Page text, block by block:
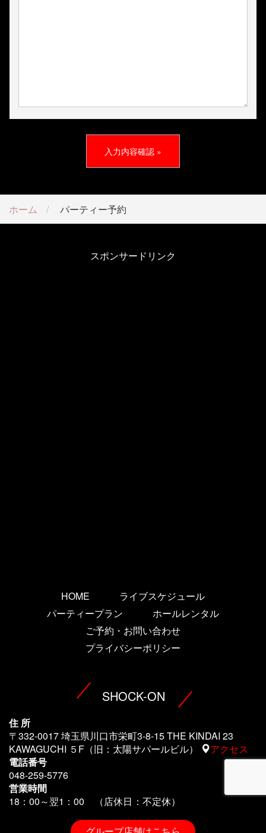
ホーム パーティー予約
スポンサードリンク
HOME
ライブスケジュール
パーティープラン
ホールレンタル
ご予約・お問い合わせ
プライバシーポリシー
SHOCK-ON
住 所
〒332-0017 埼玉県川口市栄町3-8-15 THE KINDAI 23
KAWAGUCHI ５F（旧：太陽サパールビル）
アクセス
電話番号
048-259-5776
営業時間
18：00～翌1 ：00 （店休日：不定休）